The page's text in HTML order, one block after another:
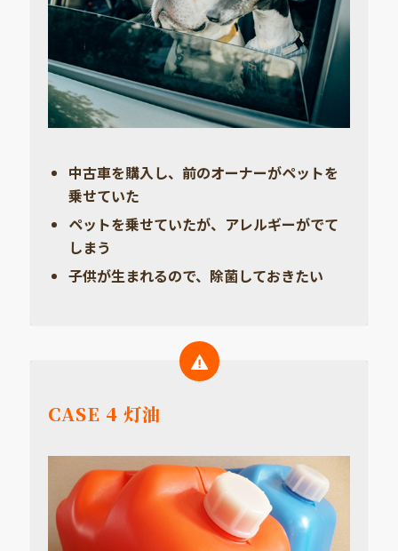
中古車を購入し、前のオーナーがペットを
乗せていた
ペットを乗せていたが、アレルギーがでて
しまう
子供が生まれるので、除菌しておきたい
CASE 4 灯油